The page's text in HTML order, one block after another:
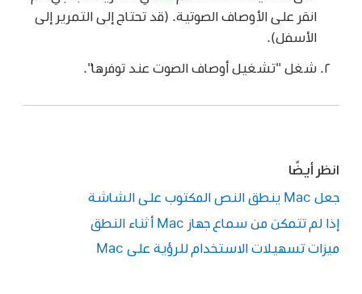
انقر على الأوصاف الصوتية. (قد تحتاج إلى التمرير إلى
الأسفل).
شغل "تشغيل أوصاف الصوت عند توفرها".
انظر أيضًا
جعل Mac ينطق النص المكتوب على الشاشة
إذا لم تتمكن من سماع جهاز Mac أثناء النطق
ميزات تسهيلات الاستخدام للرؤية على Mac